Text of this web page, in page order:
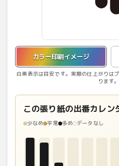
カラー印刷イメージ
白黒表示は目安です。実際の仕上がりは
ります。
カラー印刷イメージを表示
この張り紙の出番カレン
少なめ 平常 多め データなし